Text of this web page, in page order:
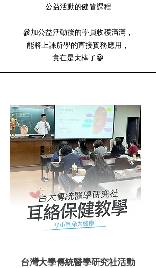
公益活動的健管課程
參加公益活動後的學員收穫滿滿，
能將上課所學的直接實務應用，
實在是太棒了😀
台灣大學傳統醫學研究社活動